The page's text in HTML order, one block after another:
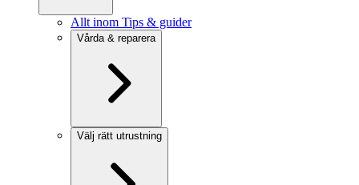
Allt inom Tips & guider
Vårda & reparera
Välj rätt utrustning